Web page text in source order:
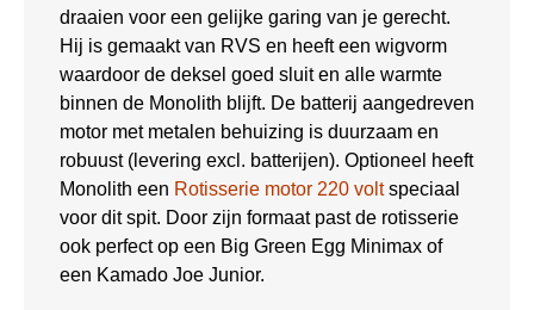
draaien voor een gelijke garing van je gerecht.
Hij is gemaakt van RVS en heeft een wigvorm
waardoor de deksel goed sluit en alle warmte
binnen de Monolith blijft. De batterij aangedreven
motor met metalen behuizing is duurzaam en
robuust (levering excl. batterijen). Optioneel heeft
Monolith een Rotisserie motor 220 voltspeciaal
voor dit spit. Door zijn formaat past de rotisserie
ook perfect op een Big Green Egg Minimax of
een Kamado Joe Junior.